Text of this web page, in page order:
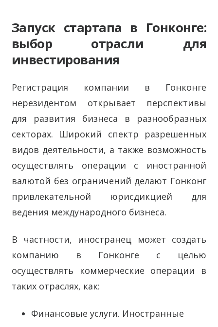
Запуск стартапа в Гонконге:
выбор отрасли для
инвестирования
Регистрация компании в Гонконге
нерезидентом открывает перспективы
для развития бизнеса в разнообразных
секторах. Широкий спектр разрешенных
видов деятельности, а также возможность
осуществлять операции с иностранной
валютой без ограничений делают Гонконг
привлекательной юрисдикцией для
ведения международного бизнеса.
В частности, иностранец может создать
компанию в Гонконге с целью
осуществлять коммерческие операции в
таких отраслях, как:
Финансовые услуги. Иностранные